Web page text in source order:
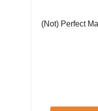
(Not) Perfect